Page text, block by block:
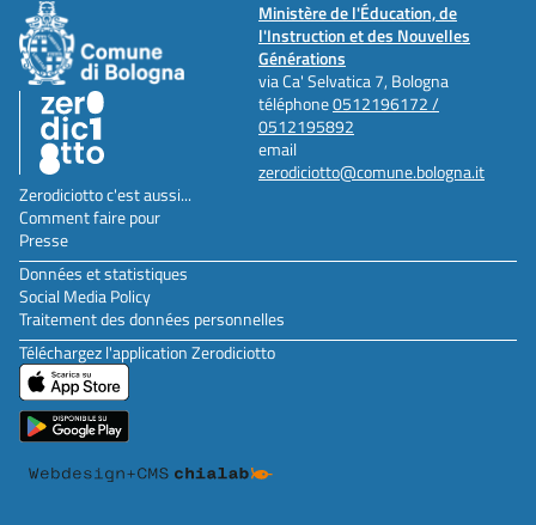
Ministère de l'Éducation, de
l'Instruction et des Nouvelles
Générations
via Ca' Selvatica 7, Bologna
téléphone0512196172 /
0512195892
email
zerodiciotto@comune.bologna.it
Zerodiciotto c'est aussi...
Comment faire pour
Presse
Données et statistiques
Social Media Policy
Traitement des données personnelles
Téléchargez l'application Zerodiciotto